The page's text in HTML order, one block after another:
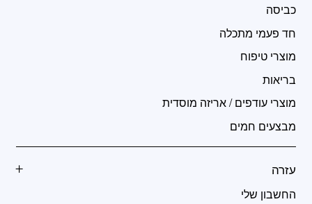
כביסה
חד פעמי מתכלה
מוצרי טיפוח
בריאות
מוצרי עודפים / אריזה מוסדית
מבצעים חמים
עזרה
החשבון שלי